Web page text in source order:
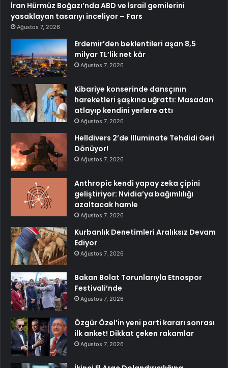
İran Hürmüz Boğazı’nda ABD ve İsrail gemilerini
yasaklayan tasarıyı inceliyor – Fars
Ağustos 7, 2026
Erdemir’den beklentileri aşan 8,5
milyar TL’lik net kâr
Ağustos 7, 2026
Kibariye konserinde dansçının
hareketleri şaşkına uğrattı: Masadan
atlayıp kendini yerlere attı
Ağustos 7, 2026
Helldivers 2’de Illuminate Tehdidi Geri
Dönüyor!
Ağustos 7, 2026
Anthropic kendi yapay zeka çipini
geliştiriyor: Nvidia’ya bağımlılığı
azaltacak hamle
Ağustos 7, 2026
Kurbanlık Denetimleri Aralıksız Devam
Ediyor
Ağustos 7, 2026
Bakan Bolat Torunlarıyla Etnospor
Festivali’nde
Ağustos 7, 2026
Özgür Özel’in yeni parti kararı sonrası
ilk anket! Dikkat çeken rakamlar
Ağustos 7, 2026